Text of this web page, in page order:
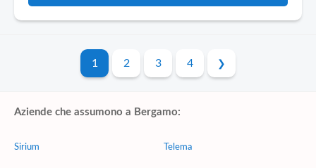
1 2 3 4
Aziende che assumono a Bergamo:
Sirium Telema